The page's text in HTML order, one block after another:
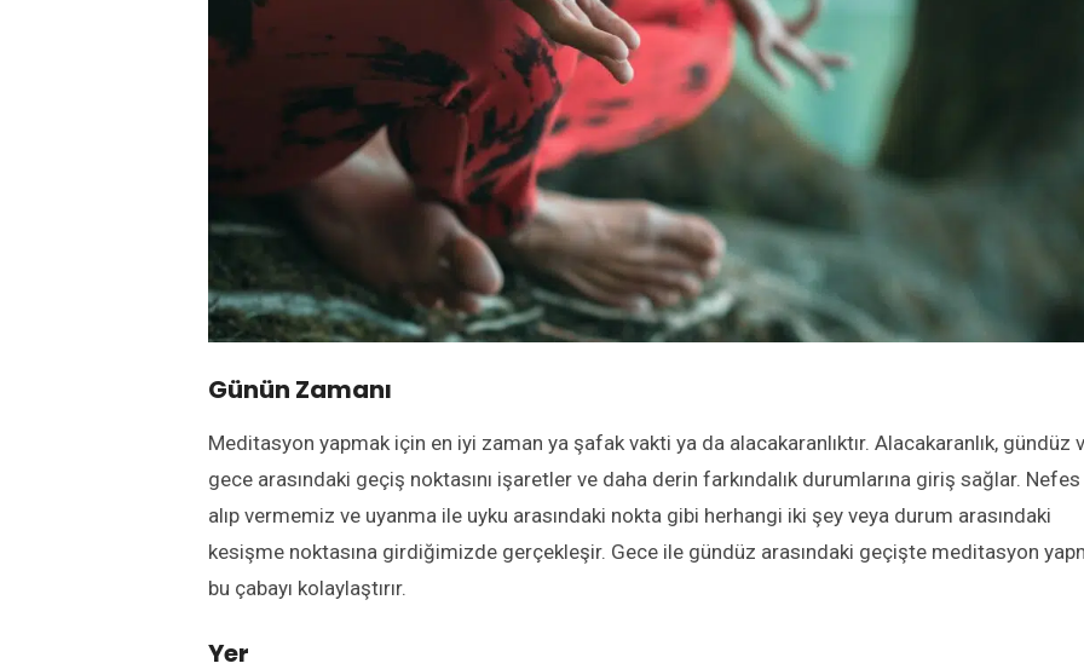
Günün Zamanı
Meditasyon yapmak için en iyi zaman ya şafak vakti ya da alacakaranlıktır. Alacakaranlık, gündüz
gece arasındaki geçiş noktasını işaretler ve daha derin farkındalık durumlarına giriş sağlar. Nefes
alıp vermemiz ve uyanma ile uyku arasındaki nokta gibi herhangi iki şey veya durum arasındaki
kesişme noktasına girdiğimizde gerçekleşir. Gece ile gündüz arasındaki geçişte meditasyon
bu çabayı kolaylaştırır.
Yer